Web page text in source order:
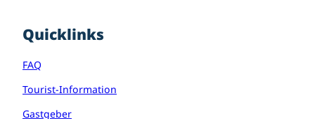
r
a
o
k
e
s
Quicklinks
FAQ
Tourist-Information
Gastgeber